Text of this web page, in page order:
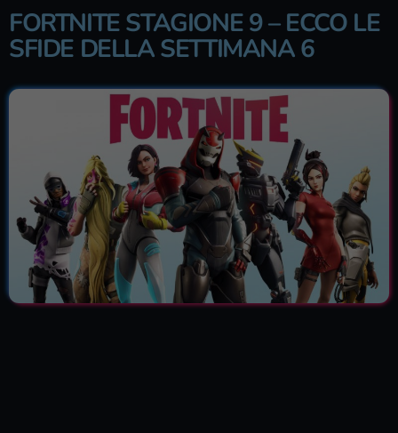
FORTNITE STAGIONE 9 – ECCO LE
SFIDE DELLA SETTIMANA 6